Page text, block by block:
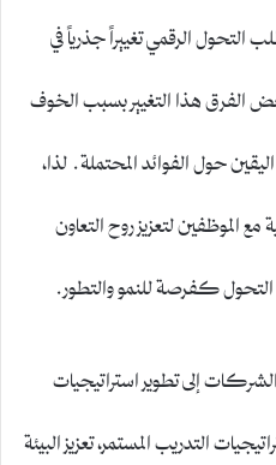
الرقمي تغييراً جذرياً في
الفرق هذا التغيير بسبب الخوف
حول الفوائد المحتملة. لذا،
الموظفين لتعزيز روح التعاون
إلى تطوير استراتيجيات
التدريب المستمر، تعزيز البيئة